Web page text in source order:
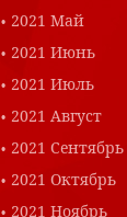
2021 Май
2021 Июнь
2021 Июль
2021 Август
2021 Сентябрь
2021 Октябрь
2021 Ноябрь